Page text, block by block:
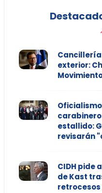
exterior:
estallido:
revisarán
CIDH pide
de Kast
retrocesos